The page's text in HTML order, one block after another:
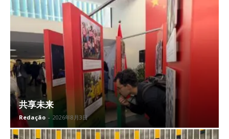
共享未来
Redação - 2026年8月3日